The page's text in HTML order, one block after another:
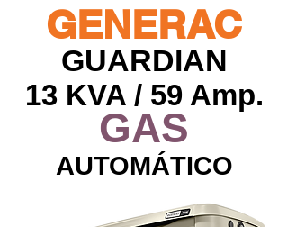
GENERAC
GUARDIAN
13 KVA / 59Amp.
GAS
AUTOMÁTICO